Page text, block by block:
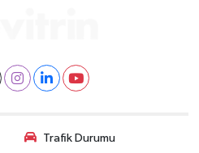
Trafik Durumu